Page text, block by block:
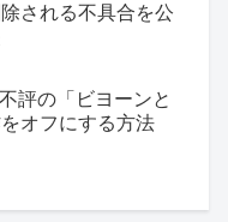
される不具合を公
評の「ビヨーンと
オフにする方法